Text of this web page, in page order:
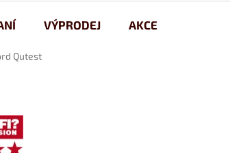
KOŠÍK
VÝPRODEJ AKCE
Qutest